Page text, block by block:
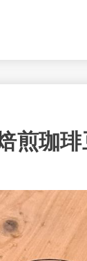
煎珈琲